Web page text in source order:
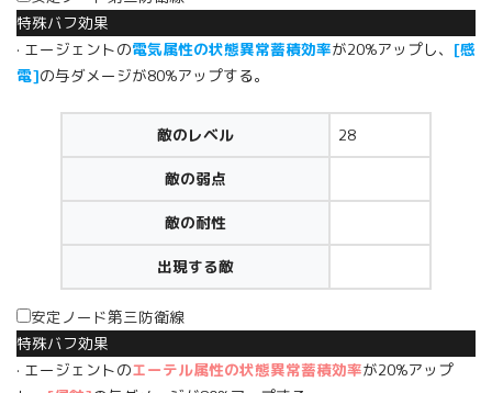
特殊バフ効果
· エージェントの電気属性の状態異常蓄積効率が20%アップし、 [感
電]の与ダメージが80%アップする。
敵のレベル 28
敵の弱点
敵の耐性
出現する敵
安定ノード第三防衛線
特殊バフ効果
· エージェントのエーテル属性の状態異常蓄積効率が20%アップ